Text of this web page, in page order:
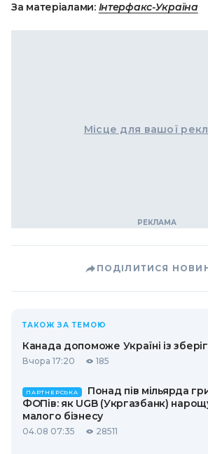
За матеріалами: Інтерфакс-Україна
Місце для вашої
ПОДІЛИТИСЯ
ТАКОЖ ЗА ТЕМОЮ
Канада допоможе Україні із
Вчора 17:20 185
ПАРТНЕРСЬКА
Понад пів мільярда
ФОПів: як UGB (Укргазбанк)
малого бізнесу
04.08 07:35 28511